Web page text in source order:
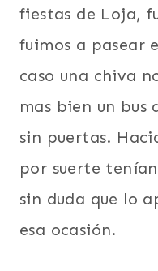
fiestas de Loja,
fuimos a pasear
caso una chiva
mas bien un bus
sin puertas.
por suerte
sin duda que lo
esa ocasión.